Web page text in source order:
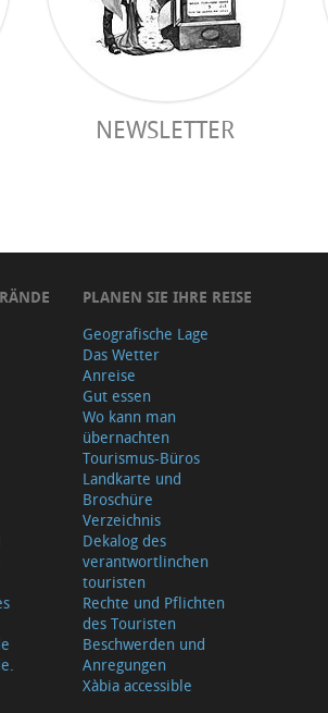
NEWSLETTER
PLANEN SIE IHRE REISE
Geografische Lage
Das Wetter
Anreise
Gut essen
Wo kann man
übernachten
Tourismus-Büros
Landkarte und
Broschüre
Verzeichnis
Dekalog des
verantwortlinchen
touristen
Rechte und Pflichten
des Touristen
Beschwerden und
Anregungen
Xàbia accessible